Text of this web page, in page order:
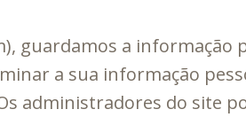
guardamos a informação
a sua informação
administradores do site